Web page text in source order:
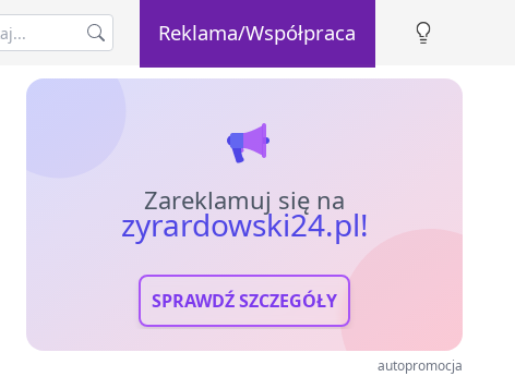
Reklama/Współpraca
Zareklamuj się na
zyrardowski24.pl!
SPRAWDŹ SZCZEGÓŁY
autopromocja